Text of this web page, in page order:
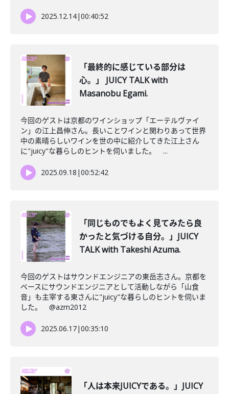
2025.12.14|00:40:52
「最終的に感じている部分は
心。」 JUICY TALK with
Masanobu Egami.
今回のゲストは京都のワインショップ「エーテルヴァイ
ン」の江上昌伸さん。長いことワインと関わりあって世界
中の素晴らしいワインを世の中に紹介してきた江上さん
に"juicy"な暮らしのヒントを伺いました。 ...
2025.09.18 |00:52:42
「同じものでもよく見てみたら良
かったと気づける自分。」JUICY
TALK with Takeshi Azuma.
今回のゲストはサウンドエンジニアの東岳志さん。京都を
ベースにサウンドエンジニアとして活動しながら「山食
音」も主宰する東さんに"juicy"な暮らしのヒントを伺いま
した。 @azm2012
2025.06.17|00:35:10
「人は本来JUICYである。」JUICY